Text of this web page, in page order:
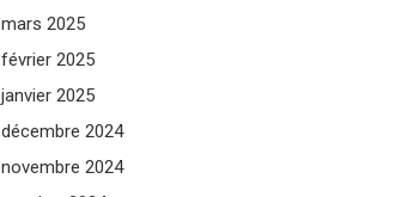
mars 2025
février 2025
janvier 2025
décembre 2024
novembre 2024